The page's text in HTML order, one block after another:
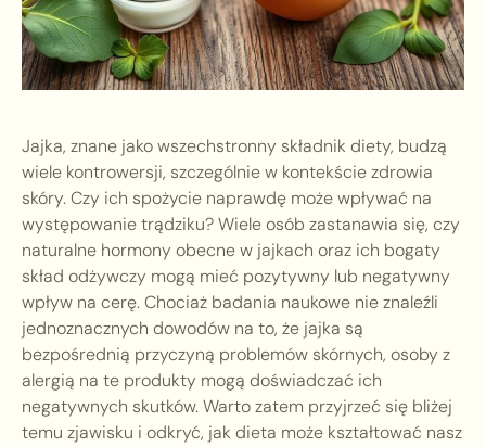
Jajka, znane jako wszechstronny składnik diety, budzą
wiele kontrowersji, szczególnie w kontekście zdrowia
skóry. Czy ich spożycie naprawdę może wpływać na
występowanie trądziku? Wiele osób zastanawia się, czy
naturalne hormony obecne w jajkach oraz ich bogaty
skład odżywczy mogą mieć pozytywny lub negatywny
wpływ na cerę. Chociaż badania naukowe nie znaleźli
jednoznacznych dowodów na to, że jajka są
bezpośrednią przyczyną problemów skórnych, osoby z
alergią na te produkty mogą doświadczać ich
negatywnych skutków. Warto zatem przyjrzeć się bliżej
temu zjawisku i odkryć, jak dieta może kształtować nasz